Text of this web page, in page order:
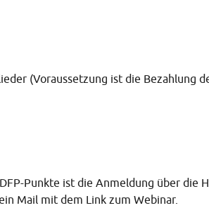
(Voraussetzung ist die Bezahlung
Punkte ist die Anmeldung über die
Mail mit dem Link zum Webinar.